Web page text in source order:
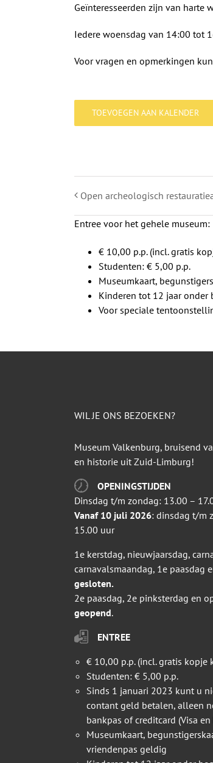
Geïnteresseerden zijn van harte
Iedere woensdag van 14:00 tot
Voor vragen en opmerkingen
TOEVOEGEN AAN KALENDER
Open archeologisch
Entree voor het gehele museum:
€ 10,00 p.p. (incl. gratis
Studenten: € 5,00 p.p.
Museumkaart,
Kinderen tot 12 jaar onder
Voor speciale
WIL JE ONS BEZOEKEN?
Museum Valkenburg, bruisend
en historie uit Zuid-Limburg!
OPENINGSTIJDEN
Dinsdag t/m zondag: 13.00 –
Vanaf 10 juli 2026: dinsdag t/m
15.00 uur
1e kerstdag, nieuwjaarsdag,
carnavalsmaandag, 1e paasdag
gesloten.
2e paasdag, 2e pinksterdag en
geopend.
ENTREE
€ 10,00 p.p. (incl. gratis kopje
Studenten: € 5,00 p.p.
Sinds 1 januari 2023 kunt u
contant geld betalen, alleen
bankpas of creditcard (Visa
Museumkaart,
vriendenpas geldig